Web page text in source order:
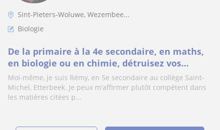
Sint-Pieters-Woluwe, Wezembee...
Biologie
De la primaire à la 4e secondaire, en maths,
en biologie ou en chimie, détruisez vos
difficultés, ou/et apprenez avec joie
Moi-même, je suis Rémy, en 5e secondaire au collège Saint-
Michel, Etterbeek. Je peux m'affirmer plutôt compétent dans
les matières citées p...